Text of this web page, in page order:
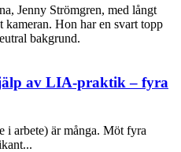
av LIA-praktik – fyra
i arbete) är många. Möt fyra